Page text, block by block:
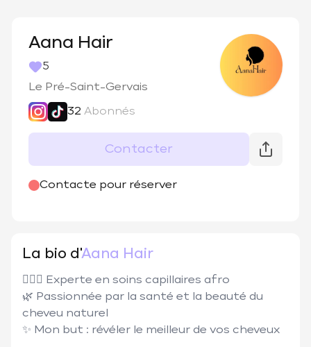
Aana Hair
5
Le Pré-Saint-Gervais
32 Abonnés
Contacter
Contacte pour réserver
@aana.hair
La bio d'Aana Hair
💇🏾‍♀️ Experte en soins capillaires afro
🌿 Passionnée par la santé et la beauté du
cheveu naturel
✨ Mon but : révéler le meilleur de vos cheveux